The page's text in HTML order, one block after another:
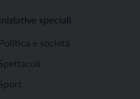
Iniziative speciali
Politica e società